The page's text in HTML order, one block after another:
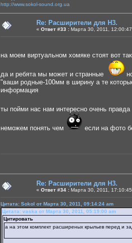
http://www.sokol-sound.org.ua
Re: Расширители для Н3.
« Ответ #33 : Марта 30, 2011,
на моем виртуальном хомяке стоят вот
да и ребята мы может и странные
"ваши родные-100мм в ширину а те
информация
ты пойми нас нам интересно очень
неможем понять чем если на фото
Re: Расширители для Н3.
« Ответ #34 : Марта 30, 2011,
Цитата: Sokol от Марта 30, 2011, 09:14:24 am
Цитата: vaska от Марта 30, 2011, 05:19:00 am
Цитировать
а на этом комплект расширеных крыльев перед и